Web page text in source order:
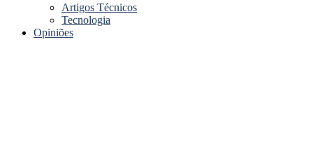
Artigos Técnicos
Tecnologia
Opiniões